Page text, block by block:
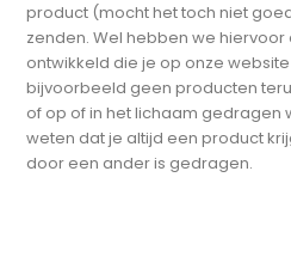
product (mocht het toch niet
zenden. Wel hebben we
ontwikkeld die je op onze
bijvoorbeeld geen producten
of op of in het lichaam gedragen
weten dat je altijd een product
door een ander is gedragen.